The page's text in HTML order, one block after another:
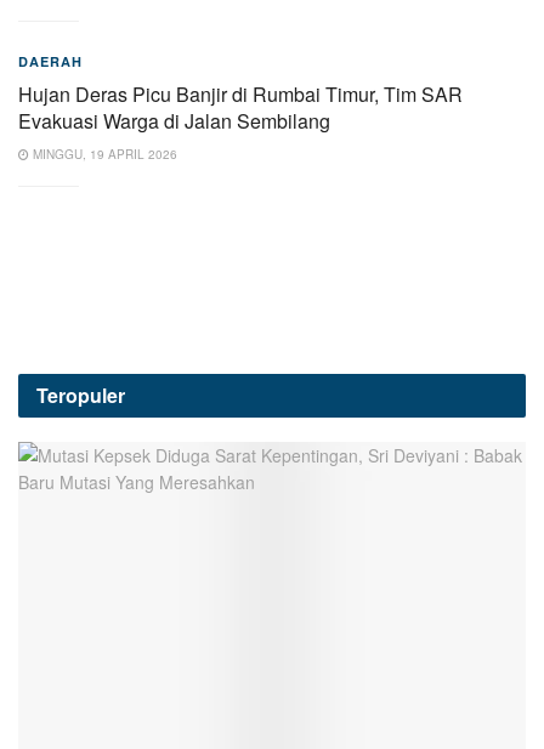
DAERAH
Hujan Deras Picu Banjir di Rumbai Timur, Tim SAR
Evakuasi Warga di Jalan Sembilang
MINGGU, 19 APRIL 2026
Teropuler